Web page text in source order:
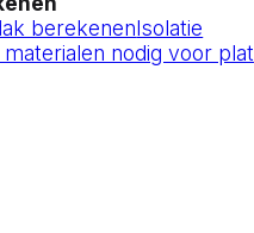
berekenenIsolatie
nodig voor plat